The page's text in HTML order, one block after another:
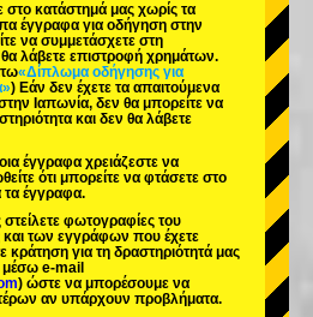
κατάστημά μας χωρίς τα
έγγραφα για οδήγηση στην
να συμμετάσχετε στη
θα λάβετε επιστροφή χρημάτων.
«Δίπλωμα οδήγησης για
) Εάν δεν έχετε τα απαιτούμενα
Ιαπωνία, δεν θα μπορείτε να
και δεν θα λάβετε
έγγραφα χρειάζεστε να
ότι μπορείτε να φτάσετε στο
τα έγγραφα.
φωτογραφίες του
των εγγράφων που έχετε
κράτηση για τη δραστηριότητά μας
μέσω e-mail
) ώστε να μπορέσουμε να
αν υπάρχουν προβλήματα.